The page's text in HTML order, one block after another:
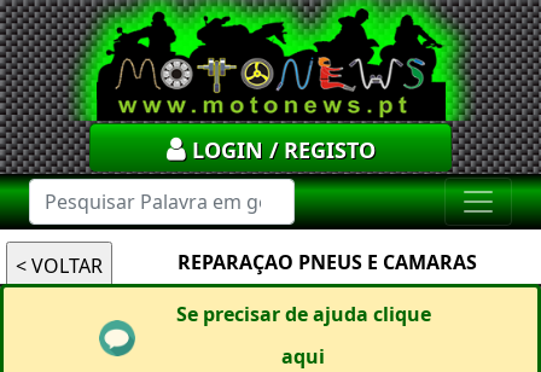
LOGIN / REGISTO
REPARAÇAO PNEUS E CAMARAS
Se precisar de ajuda clique
aqui